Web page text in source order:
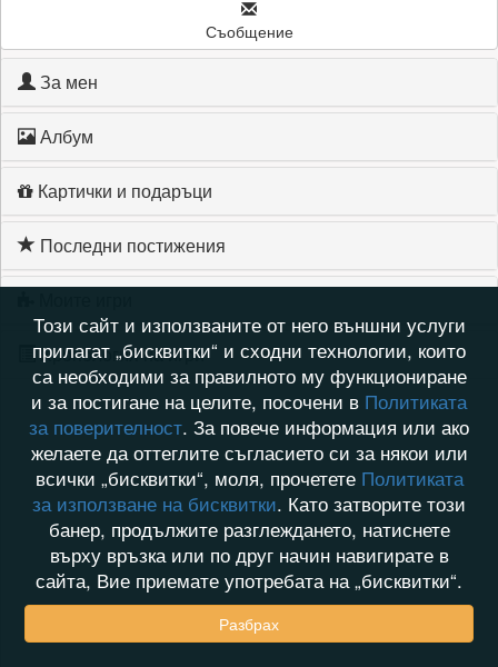
Съобщение
За мен
Албум
Картички и подаръци
Последни постижения
Хронология на игри
Този сайт и използваните от него външни услуги
прилагат „бисквитки“ и сходни технологии, които
са необходими за правилното му функциониране
и за постигане на целите, посочени в Политиката
за поверителност. За повече информация или ако
желаете да оттеглите съгласието си за някои или
всички „бисквитки“, моля, прочетете Политиката
за използване на бисквитки. Като затворите този
банер, продължите разглеждането, натиснете
върху връзка или по друг начин навигирате в
сайта, Вие приемате употребата на „бисквитки“.
Разбрах